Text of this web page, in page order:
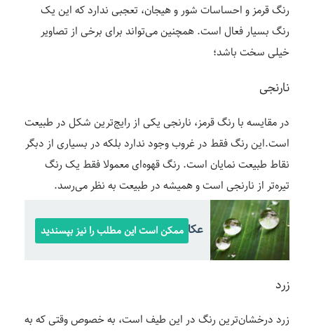
رنگ قرمز و احساسات شور و هیجان، تعجبی ندارد که این یک
رنگ بسیار فعال است. همچنین می‌تواند برای برخی از تصاویر
خیلی سخت باشد؛
نارنجی
در مقایسه با رنگ قرمز، نارنجی یکی از رایج‌ترین شکل در طبیعت
است.این رنگ فقط در غروب وجود ندارد بلکه در بسیاری از دبگر
نقاط طبیعت نمایان است. رنگ قهوه‌ای معمولا فقط یک رنگ
تیره‌تر از نارنجی است و همیشه در طبیعت به نظر می‌رسد.
عکاسی ماکرو
ممکن است این مطلب را نیز بپسندید
زرد
زرد درخشان‌ترین رنگ در این طیف است، به خصوص وقتی که به